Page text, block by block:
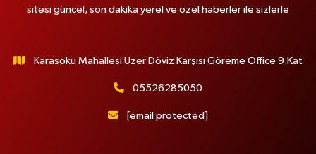
sitesi güncel, son dakika yerel ve özel haberler ile sizlerle
Karasoku Mahallesi Uzer Döviz Karşısı Göreme Office 9.Kat
05526285050
[email protected]